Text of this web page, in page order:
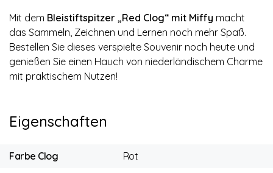
Mit dem Bleistiftspitzer „Red Clog“ mit Miffy macht
das Sammeln, Zeichnen und Lernen noch mehr Spaß.
Bestellen Sie dieses verspielte Souvenir noch heute und
genießen Sie einen Hauch von niederländischem Charme
mit praktischem Nutzen!
Eigenschaften
Farbe Clog
Rot